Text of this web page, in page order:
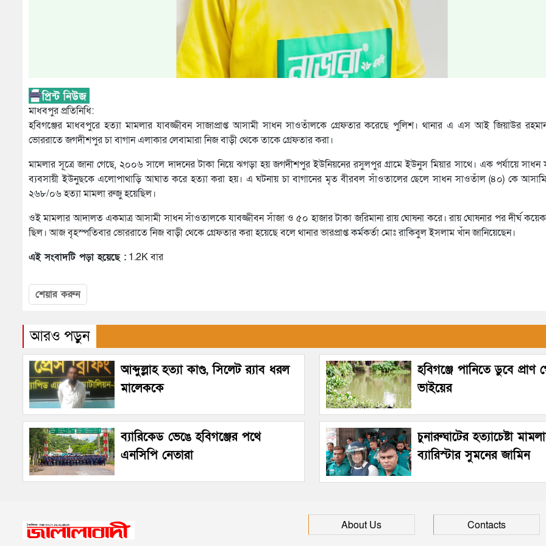
মাধবপুর প্রতিনিধি:
হবিগঞ্জের মাধবপুরে হত্যা মামলার যাবজ্জীবন সাজাপ্রাপ্ত আসামী সাধন সাওতাঁলকে গ্রেফতার করেছে পুলিশ। থানার এ এস আই জিয়াউর
ভোররাতে জগদীশপুর চা বাগান এলাকার লেবামারা নিজ বাড়ী থেকে তাকে গ্রেফতার করা।
মামলার সূত্রে জানা গেছে, ২০০৬ সালে দাদনের টাকা নিয়ে ঝগড়া হয় জগদীশপুর ইউনিয়নের রসুলপুর গ্রামে ইউনুস মিয়ার সাথে। এক পর্যায়ে
ব্যবসায়ী ইউনুছকে এলোপাথাড়ি আঘাত করে হত্যা করা হয়। এ ঘটনায় চা বাগানের মৃত বীরবল সাঁওতালের ছেলে সাধন সাওতাঁল (৪০) কে
২৬৮/০৬ হত্যা মামলা রুজু হয়েছিল।
ওই মামলার আদালত একমাত্র আসামী সাধন সাঁওতালকে যাবজ্জীবন সাঁজা ও ৫০ হাজার টাকা জরিমানা রায় ঘোষনা করে। রায় ঘোষনার পর দীর্ঘ
ছিল। আজ বৃহস্পতিবার ভোররাতে নিজ বাড়ী থেকে গ্রেফতার করা হয়েছে বলে থানার ভারপ্রাপ্ত কর্মকর্তা মোঃ রাকিবুল ইসলাম খাঁন জানিয়েছেন।
এই সংবাদটি পড়া হয়েছে : 1.2K বার
শেয়ার করুন
আরও পড়ুন
আব্দুল্লাহ হত্যা কাণ্ড, সিলেট র‌্যাব ধরল
মালেককে
হবিগঞ্জে পানিতে ডুবে প্রাণ
ভাইয়ের
ব্যারিকেড ভেঙে হবিগঞ্জের পথে
এনসিপি নেতারা
চুনারুঘাটের হত্যাচেষ্টা
ব্যারিস্টার সুমনের জামিন
About Us Contacts